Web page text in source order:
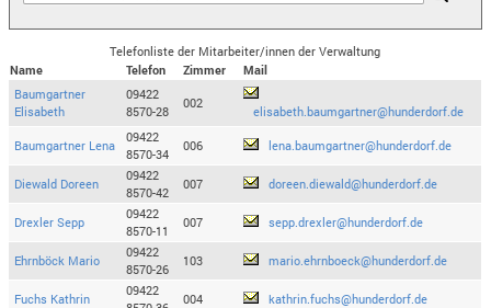
Telefonliste der Mitarbeiter/innen der Verwaltung
Name
Telefon Zimmer
Mail
Baumgartner
Elisabeth
09422
8570-28
002
elisabeth.baumgartner@hunderdorf.de
Baumgartner Lena
09422
8570-34
006 lena.baumgartner@hunderdorf.de
Diewald Doreen
09422
8570-42
007 doreen.diewald@hunderdorf.de
Drexler Sepp
09422
8570-11
007 sepp.drexler@hunderdorf.de
Ehrnböck Mario
09422
8570-26
103 mario.ehrnboeck@hunderdorf.de
Fuchs Kathrin
09422
004 kathrin.fuchs@hunderdorf.de